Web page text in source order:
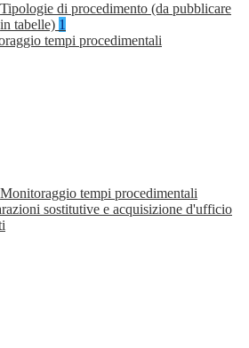
Tipologie di procedimento (da pubblicare
in tabelle) 1
tempi procedimentali
Monitoraggio tempi procedimentali
sostitutive e acquisizione d'ufficio